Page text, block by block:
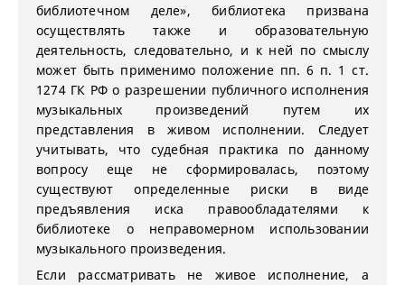
библиотечном деле», библиотека призвана
осуществлять также и образовательную
деятельность, следовательно, и к ней по смыслу
может быть применимо положение пп. 6 п. 1 ст.
1274 ГК РФ о разрешении публичного исполнения
музыкальных произведений путем их
представления в живом исполнении. Следует
учитывать, что судебная практика по данному
вопросу еще не сформировалась, поэтому
существуют определенные риски в виде
предъявления иска правообладателями к
библиотеке о неправомерном использовании
музыкального произведения.
Если рассматривать не живое исполнение, а